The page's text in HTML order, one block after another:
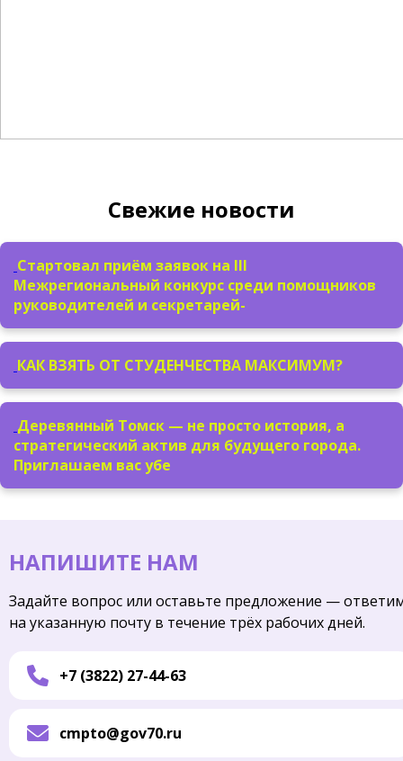
Свежие новости
Стартовал приём заявок на III
Межрегиональный конкурс среди помощников
руководителей и секретарей-
КАК ВЗЯТЬ ОТ СТУДЕНЧЕСТВА МАКСИМУМ?
Деревянный Томск — не просто история, а
стратегический актив для будущего города.
Приглашаем вас убе
НАПИШИТЕ НАМ
Задайте вопрос или оставьте предложение —
на указанную почту в течение трёх рабочих дней.
+7 (3822) 27-44-63
cmpto@gov70.ru